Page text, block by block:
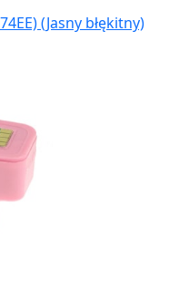
(Jasny błękitny)